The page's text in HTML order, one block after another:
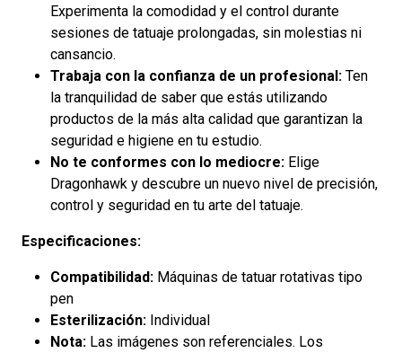
Experimenta la comodidad y el control durante
sesiones de tatuaje prolongadas, sin molestias ni
cansancio.
Trabaja con la confianza de un profesional: Ten
la tranquilidad de saber que estás utilizando
productos de la más alta calidad que garantizan la
seguridad e higiene en tu estudio.
No te conformes con lo mediocre: Elige
Dragonhawk y descubre un nuevo nivel de precisión,
control y seguridad en tu arte del tatuaje.
Especificaciones:
Compatibilidad: Máquinas de tatuar rotativas tipo
pen
Esterilización: Individual
Nota: Las imágenes son referenciales. Los